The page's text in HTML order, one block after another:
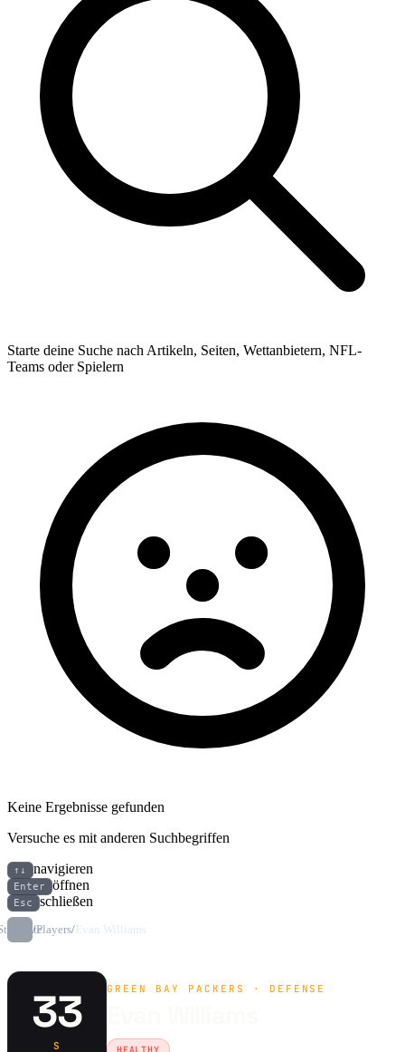
Starte deine Suche nach Artikeln, Seiten, Wettanbietern, NFL-
Teams oder Spielern
Keine Ergebnisse gefunden
Versuche es mit anderen Suchbegriffen
↑↓ navigieren
Enter öffnen
Esc schließen
/Players/Evan Williams
33
S
GREEN BAY PACKERS · DEFENSE
HEALTHY